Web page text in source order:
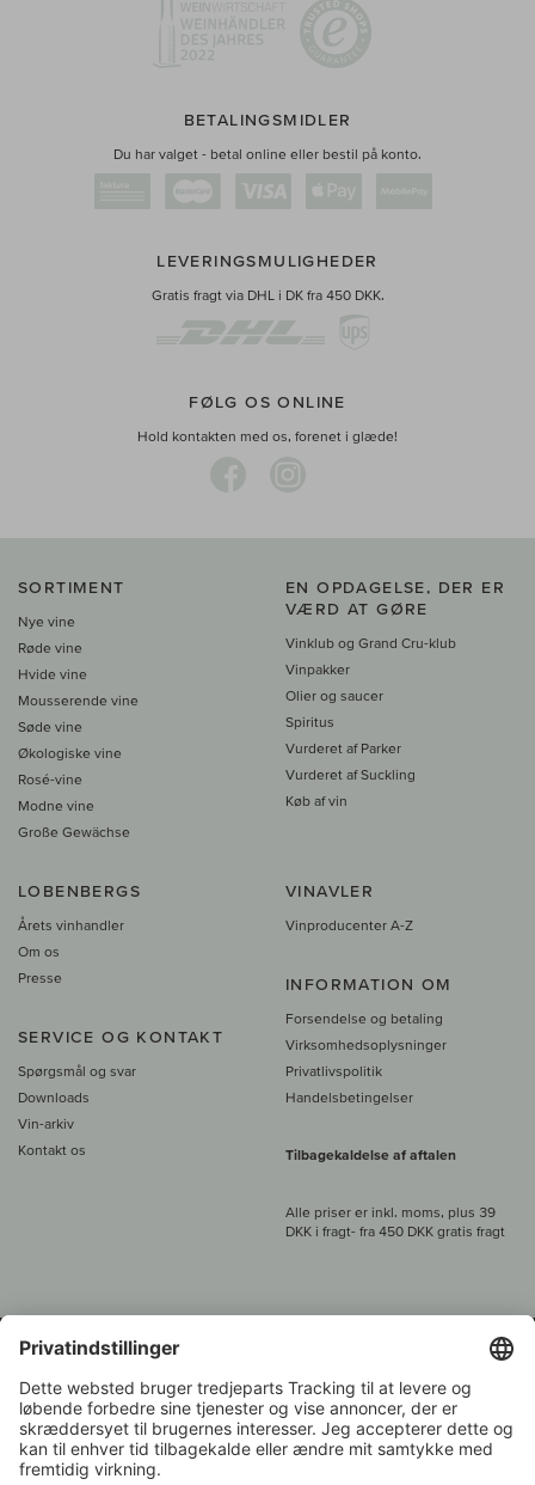
BETALINGSMIDLER
Du har valget - betal online eller bestil på konto.
LEVERINGSMULIGHEDER
Gratis fragt via DHL i DK fra 450 DKK.
FØLG OS ONLINE
Hold kontakten med os, forenet i glæde!
SORTIMENT
Nye vine
Røde vine
Hvide vine
Mousserende vine
Søde vine
Økologiske vine
Rosé-vine
Modne vine
Große Gewächse
EN OPDAGELSE, DER ER
VÆRD AT GØRE
Vinklub og Grand Cru-klub
Vinpakker
Olier og saucer
Spiritus
Vurderet af Parker
Vurderet af Suckling
Køb af vin
LOBENBERGS
Årets vinhandler
Om os
Presse
SERVICE OG KONTAKT
Spørgsmål og svar
Downloads
Vin-arkiv
Kontakt os
VINAVLER
Vinproducenter A-Z
INFORMATION OM
Forsendelse og betaling
Virksomhedsoplysninger
Privatlivspolitik
Handelsbetingelser
Tilbagekaldelse af aftalen
Alle priser er inkl. moms, plus 39
DKK i fragt- fra 450 DKK gratis fragt
Kundeservice:
+49 421 696 797-0
1.000 vinavlere –
Over 7.000 vine
Vinhandler